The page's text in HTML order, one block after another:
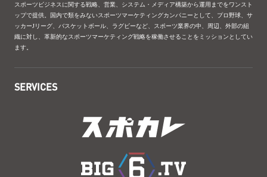
スポーツビジネスに関する戦略、営業、システム・メディア構築から運用までをワンスト
ップで提供。国内で類をみないスポーツマーケティングカンパニーとして、プロ野球、サ
ッカーJリーグ、バスケットボール、ラグビーなど、スポーツ業界の中、周辺、外部の組
織に対し、革新的なスポーツマーケティング戦略を稼働させることをミッションとしてい
ます。
SERVICES